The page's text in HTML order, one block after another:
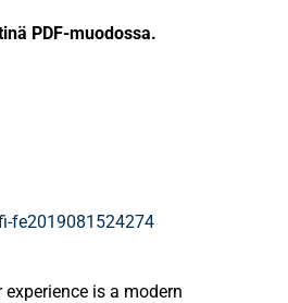
PDF-muodossa.
fe2019081524274
is a modern